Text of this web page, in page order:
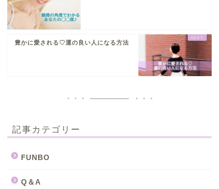
豊かに愛される♡運の良い人になる方法
記事カテゴリー
FUNBO
Q＆A